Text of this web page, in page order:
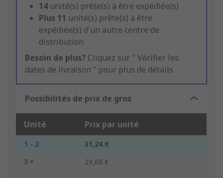
14 unité(s) prête(s) à être expédiée(s)
Plus 11 unité(s) prête(s) à être
expédiée(s) d'un autre centre de
distribution
Besoin de plus? Cliquez sur " Vérifier les
dates de livraison " pour plus de détails
Possibilités de prix de gros
Unité Prix par unité
1 - 2
31,24 €
3 +
29,68 €